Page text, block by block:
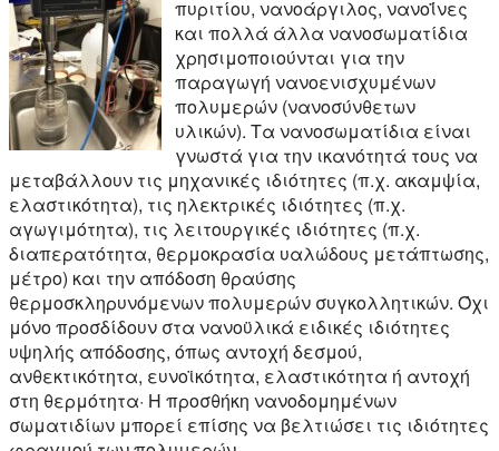
πυριτίου, νανοάργιλος, νανοΐνες
και πολλά άλλα νανοσωματίδια
χρησιμοποιούνται για την
παραγωγή νανοενισχυμένων
πολυμερών (νανοσύνθετων
υλικών). Τα νανοσωματίδια είναι
γνωστά για την ικανότητά τους να
μεταβάλλουν τις μηχανικές ιδιότητες (π.χ. ακαμψία,
ελαστικότητα), τις ηλεκτρικές ιδιότητες (π.χ.
αγωγιμότητα), τις λειτουργικές ιδιότητες (π.χ.
διαπερατότητα, θερμοκρασία υαλώδους μετάπτωσης,
μέτρο) και την απόδοση θραύσης
θερμοσκληρυνόμενων πολυμερών συγκολλητικών. Όχι
μόνο προσδίδουν στα νανοϋλικά ειδικές ιδιότητες
υψηλής απόδοσης, όπως αντοχή δεσμού,
ανθεκτικότητα, ευνοϊκότητα, ελαστικότητα ή αντοχή
στη θερμότητα· Η προσθήκη νανοδομημένων
σωματιδίων μπορεί επίσης να βελτιώσει τις ιδιότητες